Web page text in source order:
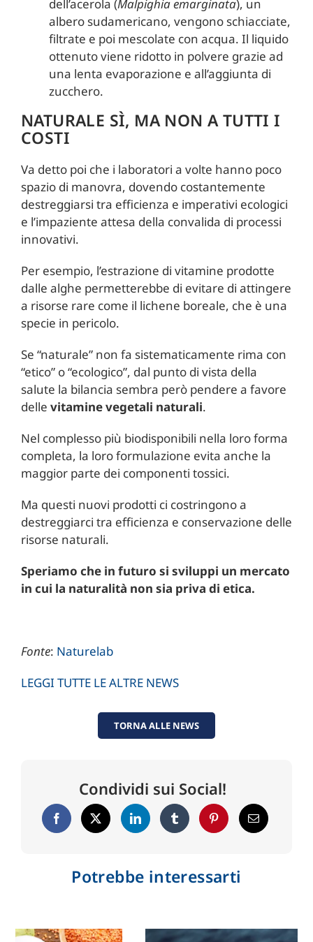
dell’acerola (Malpighia emarginata), un
albero sudamericano, vengono schiacciate,
filtrate e poi mescolate con acqua. Il liquido
ottenuto viene ridotto in polvere grazie ad
una lenta evaporazione e all’aggiunta di
zucchero.
NATURALE SÌ, MA NON A TUTTI I
COSTI
Va detto poi che i laboratori a volte hanno poco
spazio di manovra, dovendo costantemente
destreggiarsi tra efficienza e imperativi ecologici
e l’impaziente attesa della convalida di processi
innovativi.
Per esempio, l’estrazione di vitamine prodotte
dalle alghe permetterebbe di evitare di attingere
a risorse rare come il lichene boreale, che è una
specie in pericolo.
Se “naturale” non fa sistematicamente rima con
“etico” o “ecologico”, dal punto di vista della
salute la bilancia sembra però pendere a favore
delle vitamine vegetali naturali.
Nel complesso più biodisponibili nella loro forma
completa, la loro formulazione evita anche la
maggior parte dei componenti tossici.
Ma questi nuovi prodotti ci costringono a
destreggiarci tra efficienza e conservazione delle
risorse naturali.
Speriamo che in futuro si sviluppi un mercato
in cui la naturalità non sia priva di etica.
Fonte: Naturelab
LEGGI TUTTE LE ALTRE NEWS
TORNA ALLE NEWS
Condividi sui Social!
Potrebbe interessarti